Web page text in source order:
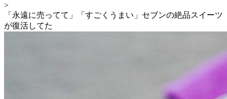
>
「永遠に売ってて」「すごくうまい」セブンの絶品スイーツ
が復活してた